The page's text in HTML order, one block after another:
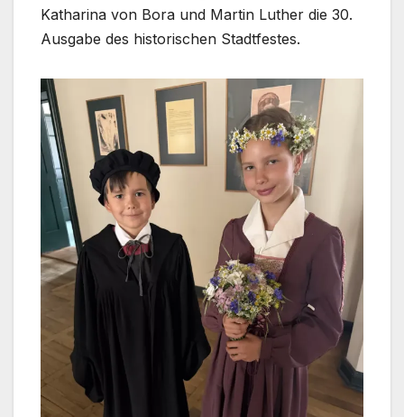
Katharina von Bora und Martin Luther die 30.
Ausgabe des historischen Stadtfestes.